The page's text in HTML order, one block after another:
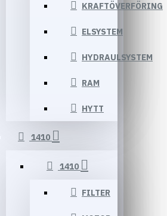
KRAFTÖVERFÖRING
ELSYSTEM
HYDRAULSYSTEM
RAM
HYTT
1410
1410
FILTER